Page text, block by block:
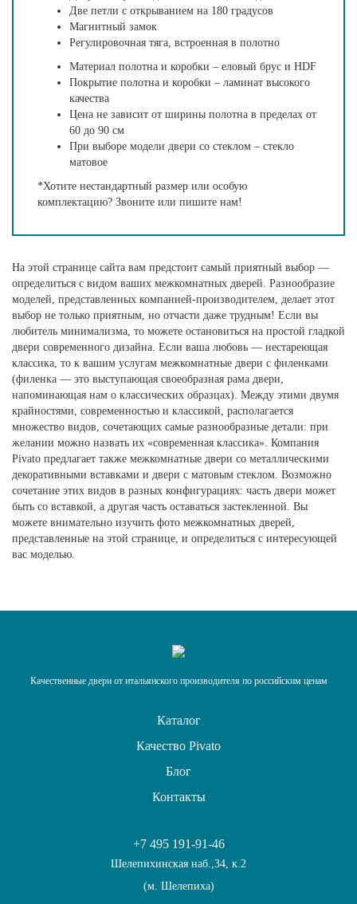
Две петли с открыванием на 180 градусов
Магнитный замок
Регулировочная тяга, встроенная в полотно
Материал полотна и коробки – еловый брус и HDF
Покрытие полотна и коробки – ламинат высокого
качества
Цена не зависит от ширины полотна в пределах от
60 до 90 см
При выборе модели двери со стеклом – стекло
матовое
*Хотите нестандартный размер или особую
комплектацию? Звоните или пишите нам!
На этой странице сайта вам предстоит самый приятный выбор —
определиться с видом ваших межкомнатных дверей. Разнообразие
моделей, представленных компанией-производителем, делает этот
выбор не только приятным, но отчасти даже трудным! Если вы
любитель минимализма, то можете остановиться на простой гладкой
двери современного дизайна. Если ваша любовь — нестареющая
классика, то к вашим услугам межкомнатные двери с филенками
(филенка — это выступающая своеобразная рама двери,
напоминающая нам о классических образцах). Между этими двумя
крайностями, современностью и классикой, располагается
множество видов, сочетающих самые разнообразные детали: при
желании можно назвать их «современная классика». Компания
Pivato предлагает также межкомнатные двери со металлическими
декоративными вставками и двери с матовым стеклом. Возможно
сочетание этих видов в разных конфигурациях: часть двери может
быть со вставкой, а другая часть оставаться застекленной. Вы
можете внимательно изучить фото межкомнатных дверей,
представленные на этой странице, и определиться с интересующей
вас моделью.
Качественные двери от итальянского производителя по российским ценам
Каталог
Качество Pivato
Блог
Контакты
+7 495 191-91-46
Шелепихинская наб.,34, к.2
(м. Шелепиха)